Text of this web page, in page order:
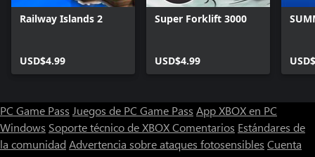
Railway Islands 2
USD$4.99
Super Forklift 3000
USD$4.99
PC Game Pass Juegos de PC Game Pass App XBOX en PC
Windows Soporte técnico de XBOXComentarios Estándares de
la comunidad Advertencia sobre ataques fotosensibles Cuenta